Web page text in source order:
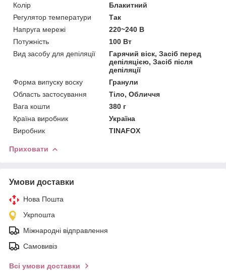
Колір
Блакитний
Регулятор температури
Так
Напруга мережі
220~240 В
Потужність
100 Вт
Вид засобу для депіляції
Гарячий віск, Засіб перед
депіляцією, Засіб після
депіляції
Форма випуску воску
Гранули
Область застосування
Тіло, Обличчя
Вага кошти
380 г
Країна виробник
Україна
Виробник
TINAFOX
Приховати
Умови доставки
Нова Пошта
Укрпошта
Міжнародні відправлення
Самовивіз
Всі умови доставки